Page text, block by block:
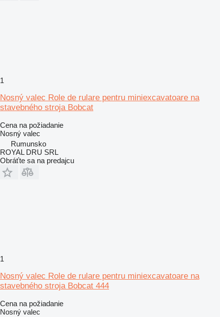
1
Nosný valec Role de rulare pentru miniexcavatoare na
stavebného stroja Bobcat
Cena na požiadanie
Nosný valec
Rumunsko
ROYAL DRU SRL
Obráťte sa na predajcu
1
Nosný valec Role de rulare pentru miniexcavatoare na
stavebného stroja Bobcat 444
Cena na požiadanie
Nosný valec